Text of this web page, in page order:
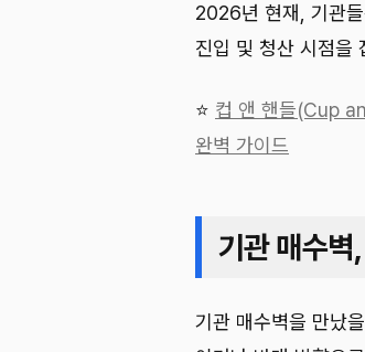
2026년 현재, 기관
진입 및 청산 시점을
⭐ 컵 앤 핸들(Cup
완벽 가이드
기관 매수벽
기관 매수벽을 만났